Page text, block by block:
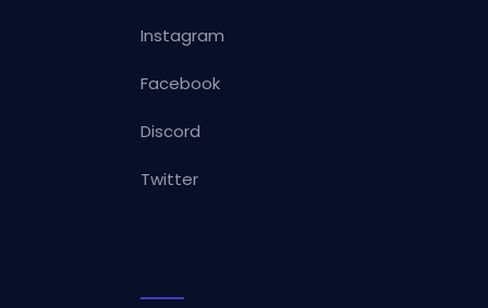
Instagram
Facebook
Discord
Twitter